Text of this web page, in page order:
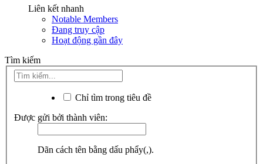
Liên kết nhanh
Notable Members
Đang truy cập
Hoạt động gần đây
Tìm kiếm
Chỉ tìm trong tiêu đề
Được gửi bởi thành viên:
Dãn cách tên bằng dấu phẩy(,).